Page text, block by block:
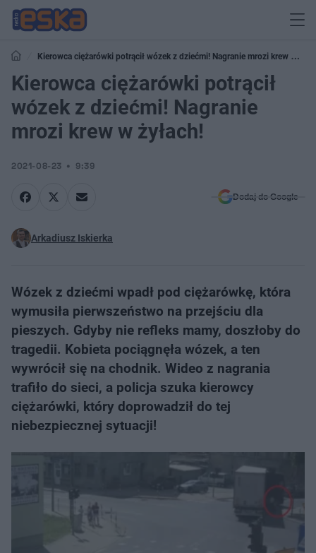
Kierowca ciężarówki potrącił wózek z dziećmi! Nagranie mrozi krew w
żyłach!
Kierowca ciężarówki potrącił
wózek z dziećmi! Nagranie
mrozi krew w żyłach!
2021-08-23 9:39
Dodaj do Google
Arkadiusz Iskierka
Wózek z dziećmi wpadł pod ciężarówkę, która
wymusiła pierwszeństwo na przejściu dla
pieszych. Gdyby nie refleks mamy, doszłoby do
tragedii. Kobieta pociągnęła wózek, a ten
wywrócił się na chodnik. Wideo z nagrania
trafiło do sieci, a policja szuka kierowcy
ciężarówki, który doprowadził do tej
niebezpiecznej sytuacji!